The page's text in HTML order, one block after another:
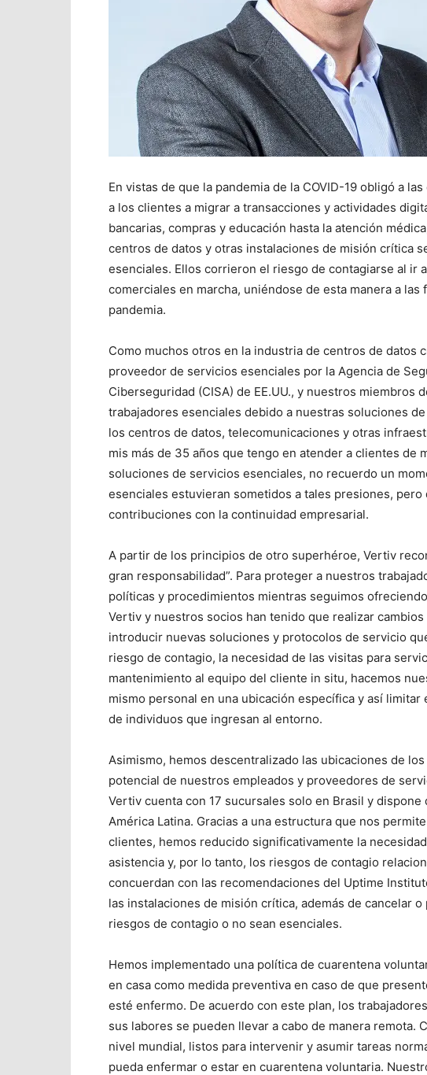
En vistas de que la pandemia de la COVID-19 obligó a
a los clientes a migrar a transacciones y actividades
bancarias, compras y educación hasta la atención
centros de datos y otras instalaciones de misión crítica
esenciales. Ellos corrieron el riesgo de contagiarse al ir
comerciales en marcha, uniéndose de esta manera a las
pandemia.
Como muchos otros en la industria de centros de datos
proveedor de servicios esenciales por la Agencia de
Ciberseguridad (CISA) de EE.UU., y nuestros miembros
trabajadores esenciales debido a nuestras soluciones
los centros de datos, telecomunicaciones y otras
mis más de 35 años que tengo en atender a clientes de
soluciones de servicios esenciales, no recuerdo un
esenciales estuvieran sometidos a tales presiones,
contribuciones con la continuidad empresarial.
A partir de los principios de otro superhéroe, Vertiv
gran responsabilidad”. Para proteger a nuestros
políticas y procedimientos mientras seguimos
Vertiv y nuestros socios han tenido que realizar
introducir nuevas soluciones y protocolos de servicio
riesgo de contagio, la necesidad de las visitas para
mantenimiento al equipo del cliente in situ, hacemos
mismo personal en una ubicación específica y así
de individuos que ingresan al entorno.
Asimismo, hemos descentralizado las ubicaciones de
potencial de nuestros empleados y proveedores de
Vertiv cuenta con 17 sucursales solo en Brasil y
América Latina. Gracias a una estructura que nos
clientes, hemos reducido significativamente la
asistencia y, por lo tanto, los riesgos de contagio
concuerdan con las recomendaciones del Uptime
las instalaciones de misión crítica, además de cancelar
riesgos de contagio o no sean esenciales.
Hemos implementado una política de cuarentena
en casa como medida preventiva en caso de que
esté enfermo. De acuerdo con este plan, los
sus labores se pueden llevar a cabo de manera remota.
nivel mundial, listos para intervenir y asumir tareas
pueda enfermar o estar en cuarentena voluntaria.